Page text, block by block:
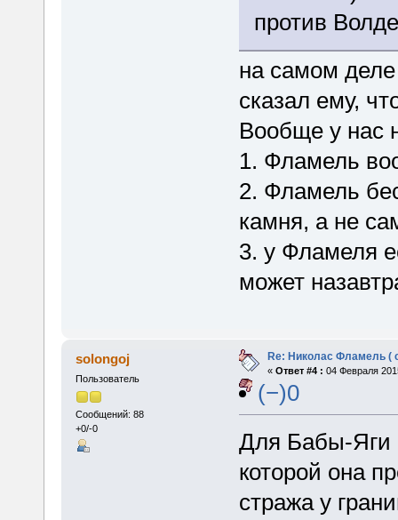
против
на самом
сказал ему,
Вообще у нас
1. Фламель
2. Фламель
камня, а не
3. у Фламеля
может
solongoj
Пользователь
Сообщений: 88
+0/-0
Re: Николас Фламель (
« Ответ #4 : 04 Февраля
(−)0
Для Бабы-Яги
которой она
стража у